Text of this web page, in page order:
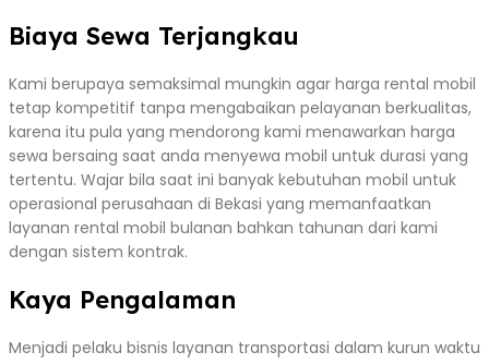
Biaya Sewa Terjangkau
Kami berupaya semaksimal mungkin agar harga rental mobil
tetap kompetitif tanpa mengabaikan pelayanan berkualitas,
karena itu pula yang mendorong kami menawarkan harga
sewa bersaing saat anda menyewa mobil untuk durasi yang
tertentu. Wajar bila saat ini banyak kebutuhan mobil untuk
operasional perusahaan di Bekasi yang memanfaatkan
layanan rental mobil bulanan bahkan tahunan dari kami
dengan sistem kontrak.
Kaya Pengalaman
Menjadi pelaku bisnis layanan transportasi dalam kurun waktu